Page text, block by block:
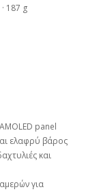
187 g
panel
ελαφρύ βάρος
και
για